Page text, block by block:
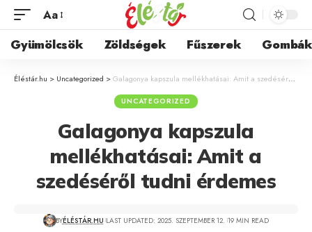
Aa
Gyümölcsök Zöldségek Fűszerek Gombák
Éléstár.hu > Uncategorized >Galagonya kapszula mellékhatásai: Amit a szedéséről tudni érdemes
UNCATEGORIZED
Galagonya kapszula
mellékhatásai: Amit a
szedéséről tudni érdemes
BYÉLÉSTÁR.HU LAST UPDATED: 2025. SZEPTEMBER 12. 19 MIN READ